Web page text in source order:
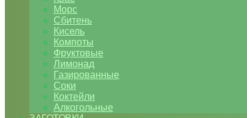
Морс
Сбитень
Кисель
Компоты
Фруктовые
Лимонад
Газированные
Соки
Коктейли
Алкогольные